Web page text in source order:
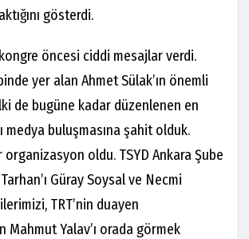
gösterdi.
öncesi ciddi mesajlar verdi.
yer alan Ahmet Sülak’ın önemli
de bugüne kadar düzenlenen en
medya buluşmasına şahit olduk.
oldu. TSYD Ankara Şube
Güray Soysal ve Necmi
TRT’nin duayen
Mahmut Yalav’ı orada görmek